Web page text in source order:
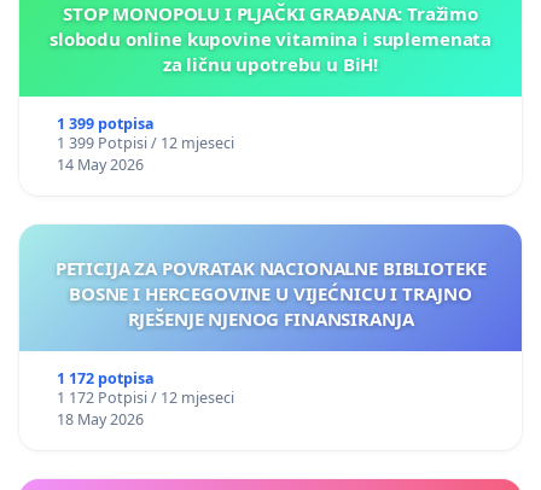
STOP MONOPOLU I PLJAČKI GRAĐANA: Tražimo
slobodu online kupovine vitamina i suplemenata
za ličnu upotrebu u BiH!
1 399 potpisa
1 399 Potpisi / 12 mjeseci
14 May 2026
PETICIJA ZA POVRATAK NACIONALNE BIBLIOTEKE
BOSNE I HERCEGOVINE U VIJEĆNICU I TRAJNO
RJEŠENJE NJENOG FINANSIRANJA
1 172 potpisa
1 172 Potpisi / 12 mjeseci
18 May 2026